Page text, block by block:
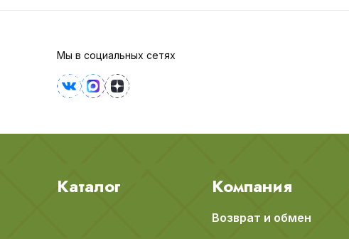
Мы в социальных сетях
Каталог Компания
Возврат и обмен